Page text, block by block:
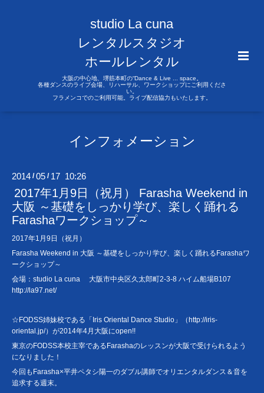
studio La cuna
レンタルスタジオ
ホールレンタル
大阪の中心地、堺筋本町の“Dance & Live ... space。
各種ダンスのライブ会場、リハーサル、ワークショップにご利用くださ
い。
フラメンコでのご利用可能。ライブ配信協力もいたします。
インフォメーション
2014 /05 / 17 10:26
2017年1月9日（祝月） Farasha Weekend in
大阪 ～基礎をしっかり学び、楽しく踊れる
Farashaワークショップ～
2017年1月9日（祝月）
Farasha Weekend in 大阪 ～基礎をしっかり学び、楽しく踊れるFarashaワ
ークショップ～
会場：studio La cuna 大阪市中央区久太郎町2-3-8 ハイム船場B107
http://la97.net/
☆FODSS姉妹校である「Iris Oriental Dance Studio」（http://iris-
oriental.jp/）が2014年4月大阪にopen!!
東京のFODSS本校主宰であるFarashaのレッスンが大阪で受けられるよう
になりました！
今回もFarasha×平井ペタシ陽一のダブル講師でオリエンタルダンス＆音を
追求する週末。